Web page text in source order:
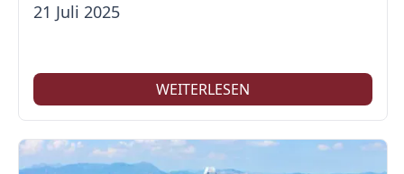
21 Juli 2025
WEITERLESEN